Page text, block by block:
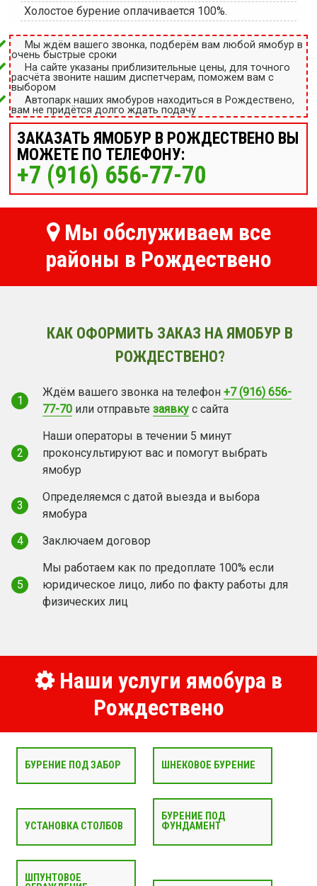
Холостое бурение оплачивается 100%.
Мы ждём вашего звонка, подберём вам любой ямобур в
очень быстрые сроки
На сайте указаны приблизительные цены, для точного
расчёта звоните нашим диспетчерам, поможем вам с
выбором
Автопарк наших ямобуров находиться в Рождествено,
вам не придётся долго ждать подачу
ЗАКАЗАТЬ ЯМОБУР В РОЖДЕСТВЕНО ВЫ
МОЖЕТЕ ПО ТЕЛЕФОНУ:
+7 (916) 656-77-70
Мы обслуживаем все
районы в Рождествено
КАК ОФОРМИТЬ ЗАКАЗ НА ЯМОБУР В
РОЖДЕСТВЕНО?
1
Ждём вашего звонка на телефон +7 (916) 656-
77-70 или отправьте заявку с сайта
2
Наши операторы в течении 5 минут
проконсультируют вас и помогут выбрать
ямобур
3
Определяемся с датой выезда и выбора
ямобура
4
Заключаем договор
5
Мы работаем как по предоплате 100% если
юридическое лицо, либо по факту работы для
физических лиц
Наши услуги ямобура в
Рождествено
БУРЕНИЕ ПОД ЗАБОР ШНЕКОВОЕ БУРЕНИЕ
УСТАНОВКА СТОЛБОВ
БУРЕНИЕ ПОД
ФУНДАМЕНТ
ШПУНТОВОЕ